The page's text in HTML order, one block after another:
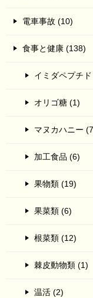
電車事故 (10)
食事と健康 (138)
イミダペプチ
オリゴ糖 (1)
マヌカハニー
加工食品 (6)
果物類 (19)
果菜類 (6)
根菜類 (12)
棘皮動物類 (1)
温活 (2)